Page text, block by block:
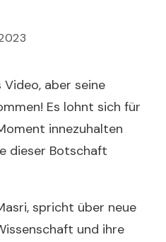
aber seine
Es lohnt sich für
innezuhalten
dieser Botschaft
spricht über neue
und ihre